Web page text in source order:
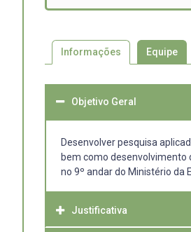
Informações Equipe
Objetivo Geral
Desenvolver pesquisa
bem como desenvolvimento
no 9º andar do Ministério da
Justificativa